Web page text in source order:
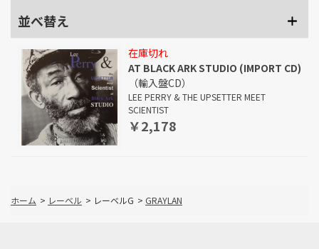
並べ替え
在庫切れ
AT BLACK ARK STUDIO (IMPORT CD)
（輸入盤CD）
LEE PERRY & THE UPSETTER MEET
SCIENTIST
￥2,178
ホーム > レーベル > レーベルG > GRAYLAN